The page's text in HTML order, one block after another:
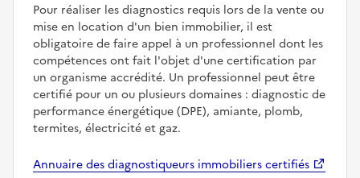
Pour réaliser les diagnostics requis lors de la vente ou
mise en location d'un bien immobilier, il est
obligatoire de faire appel à un professionnel dont les
compétences ont fait l'objet d'une certification par
un organisme accrédité. Un professionnel peut être
certifié pour un ou plusieurs domaines : diagnostic de
performance énergétique (DPE), amiante, plomb,
termites, électricité et gaz.
Annuaire des diagnostiqueurs immobiliers certifiés